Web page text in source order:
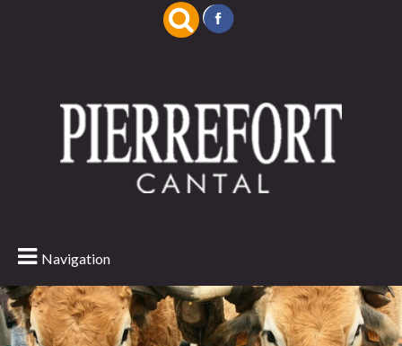
Navigation